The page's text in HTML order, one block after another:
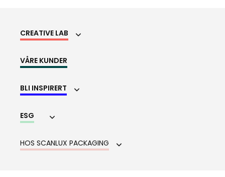
CREATIVE LAB
VÅRE KUNDER
BLI INSPIRERT
ESG
HOS SCANLUX PACKAGING